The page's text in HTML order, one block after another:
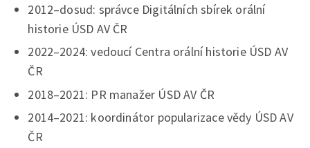
2012–dosud: správce Digitálních sbírek orální
historie ÚSD AV ČR
2022–2024: vedoucí Centra orální historie ÚSD AV
ČR
2018–2021: PR manažer ÚSD AV ČR
2014–2021: koordinátor popularizace vědy ÚSD AV
ČR